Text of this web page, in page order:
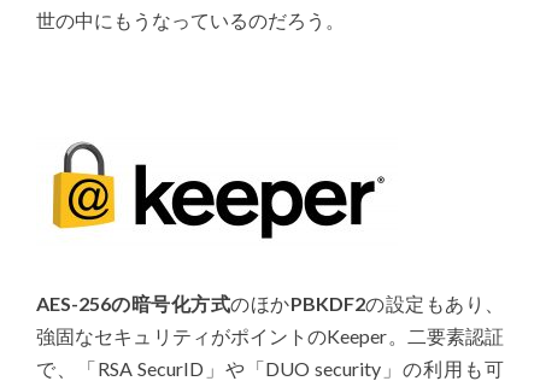
世の中にもうなっているのだろう。
AES-256の暗号化方式のほかPBKDF2の設定もあり、
強固なセキュリティがポイントのKeeper。二要素認証
で、「RSA SecurID」や「DUO security」の利用も可